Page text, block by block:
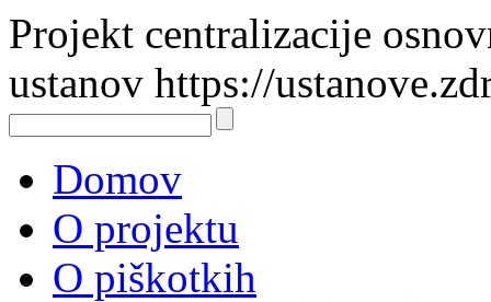
Projekt centralizacije
ustanov https://
Domov
O projektu
O piškotkih